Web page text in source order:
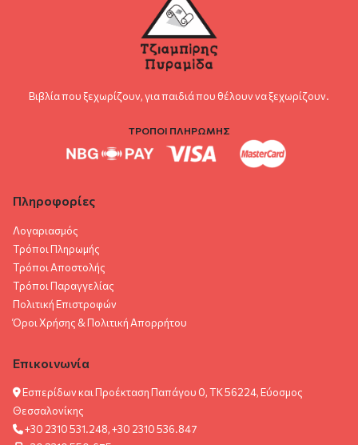
Βιβλία που ξεχωρίζουν, για παιδιά που θέλουν να ξεχωρίζουν.
ΤΡΟΠΟΙ ΠΛΗΡΩΜΗΣ
Πληροφορίες
Λογαριασμός
Τρόποι Πληρωμής
Τρόποι Αποστολής
Τρόποι Παραγγελίας
Πολιτική Επιστροφών
Όροι Χρήσης & Πολιτική Aπορρήτου
Επικοινωνία
Εσπερίδων και Προέκταση Παπάγου 0, ΤΚ 56224, Εύοσμος
Θεσσαλονίκης
+30 2310 531.248, +30 2310 536.847